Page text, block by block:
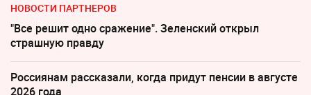
НОВОСТИ ПАРТНЕРОВ
"Все решит одно сражение". Зеленский открыл
страшную правду
Россиянам рассказали, когда придут пенсии в августе
2026 года